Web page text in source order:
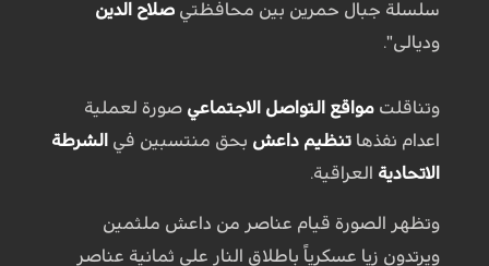
سلسلة جبال حمرين بين محافظتي صلاح الدين
وديالى".
وتناقلت مواقع التواصل الاجتماعي صورة لعملية
اعدام نفذها تنظيم داعش بحق منتسبين في الشرطة
الاتحادية العراقية.
وتظهر الصورة قيام عناصر من داعش ملثمين
ويرتدون زيا عسكرياً باطلاق النار على ثمانية عناصر